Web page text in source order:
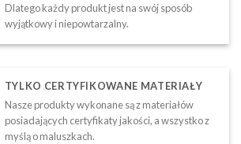
Dlatego każdy produkt jest na swój sposób
wyjątkowy i niepowtarzalny.
TYLKO CERTYFIKOWANE MATERIAŁY
Nasze produkty wykonane są z materiałów
posiadających certyfikaty jakości, a wszystko z
myślą o maluszkach.